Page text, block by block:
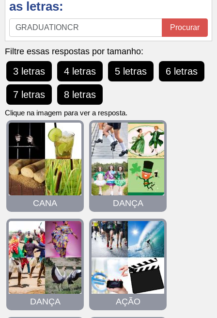
as letras:
Pesquise
por
letras
e
digite
todas
as
letras:
Procurar
Filtre essas respostas por tamanho:
3 letras 4 letras 5 letras 6 letras
7 letras 8 letras
Clique na imagem para ver a resposta.
CANA DANÇA
DANÇA AÇÃO